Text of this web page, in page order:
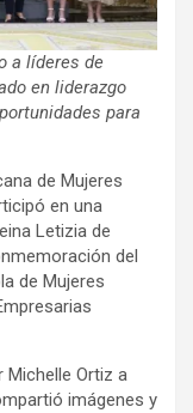
a líderes de
en liderazgo
para
de Mujeres
en una
Letizia de
del
de Mujeres
Ortiz a
imágenes y